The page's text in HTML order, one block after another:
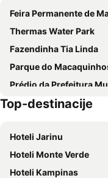
Feira Permanente de
Thermas Water Park
Fazendinha Tia Linda
Parque do
Prédio da Prefeitura Municipal de
Top-destinacije
Hoteli Jarinu
Hoteli Monte Verde
Hoteli Kampinas